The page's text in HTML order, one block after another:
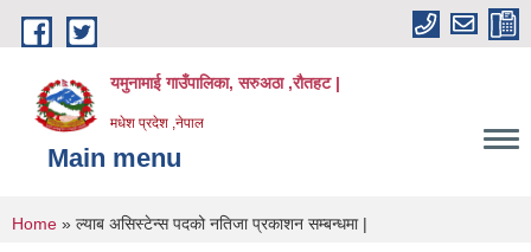
Skip to main content
यमुनामाई गाउँपालिका, सरुअठा ,रौतहट |
मधेश प्रदेश ,नेपाल
Main menu
You are here
Home » ल्याब असिस्टेन्स पदको नतिजा प्रकाशन सम्बन्धमा |